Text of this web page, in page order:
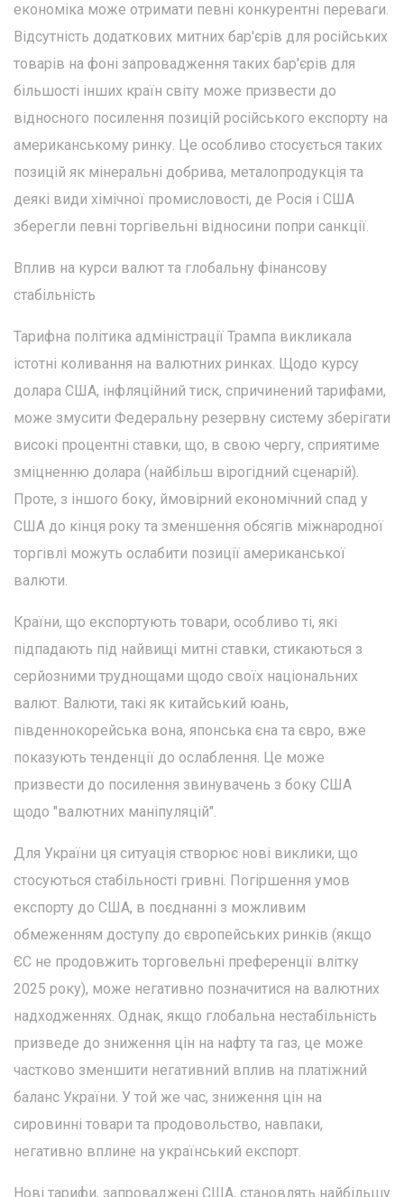
економіка може отримати певні конкурентні переваги.
Відсутність додаткових митних бар'єрів для російських
товарів на фоні запровадження таких бар'єрів для
більшості інших країн світу може призвести до
відносного посилення позицій російського експорту на
американському ринку. Це особливо стосується таких
позицій як мінеральні добрива, металопродукція та
деякі види хімічної промисловості, де Росія і США
зберегли певні торгівельні відносини попри санкції.
Вплив на курси валют та глобальну фінансову
стабільність
Тарифна політика адміністрації Трампа викликала
істотні коливання на валютних ринках. Щодо курсу
долара США, інфляційний тиск, спричинений тарифами,
може змусити Федеральну резервну систему зберігати
високі процентні ставки, що, в свою чергу, сприятиме
зміцненню долара (найбільш вірогідний сценарій).
Проте, з іншого боку, ймовірний економічний спад у
США до кінця року та зменшення обсягів міжнародної
торгівлі можуть ослабити позиції американської
валюти.
Країни, що експортують товари, особливо ті, які
підпадають під найвищі митні ставки, стикаються з
серйозними труднощами щодо своїх національних
валют. Валюти, такі як китайський юань,
південнокорейська вона, японська єна та євро, вже
показують тенденції до ослаблення. Це може
призвести до посилення звинувачень з боку США
щодо "валютних маніпуляцій".
Для України ця ситуація створює нові виклики, що
стосуються стабільності гривні. Погіршення умов
експорту до США, в поєднанні з можливим
обмеженням доступу до європейських ринків (якщо
ЄС не продовжить торговельні преференції влітку
2025 року), може негативно позначитися на валютних
надходженнях. Однак, якщо глобальна нестабільність
призведе до зниження цін на нафту та газ, це може
частково зменшити негативний вплив на платіжний
баланс України. У той же час, зниження цін на
сировинні товари та продовольство, навпаки,
негативно вплине на український експорт.
Нові тарифи, запроваджені США, становлять найбільшу